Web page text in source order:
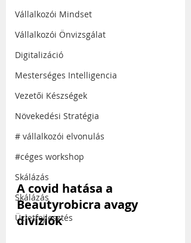
Vállalkozói Mindset
Vállalkozói Önvizsgálat
Digitalizáció
Mesterséges Intelligencia
Vezetői Készségek
Növekedési Stratégia
# vállalkozói elvonulás
#céges workshop
Skálázás
Skálázás
Üzletfejlesztés
A covid hatása a
Beautyrobicra avagy
divíziók